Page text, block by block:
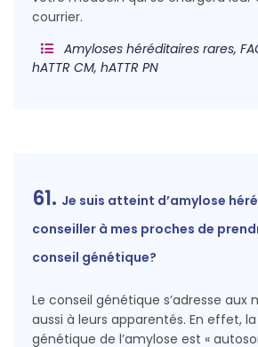
courrier.
Amyloses héréditaires rares,
hATTR CM, hATTR PN
61. Je suis atteint d’amylose
conseiller à mes proches de
conseil génétique?
Le conseil génétique s’adresse aux
aussi à leurs apparentés. En effet,
génétique de l’amylose est «